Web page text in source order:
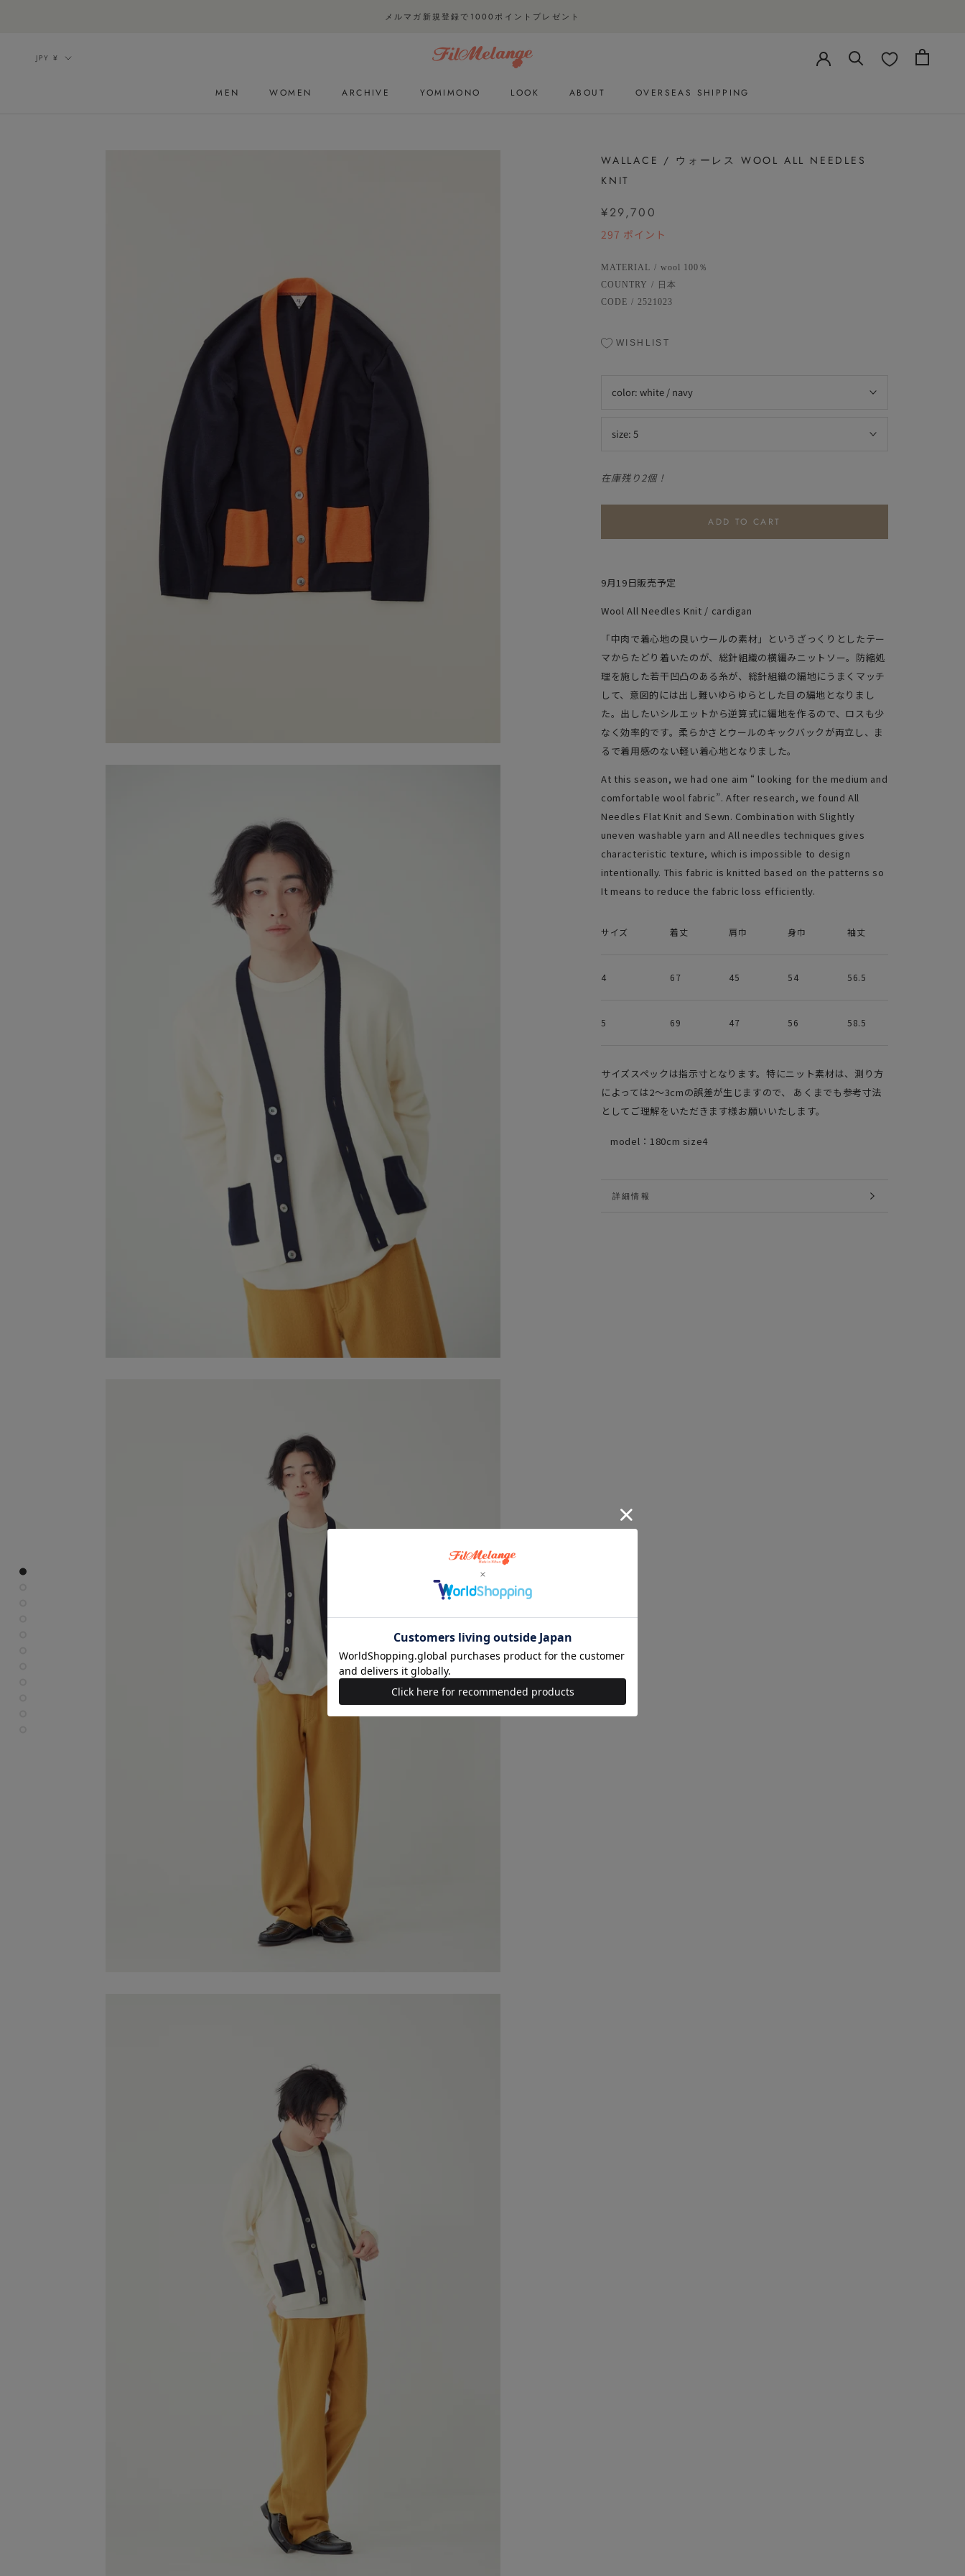
メルマガ新規登録で1000ポイントプレゼント
MEN WOMEN
ARCHIVE
YOMIMONO
LOOK
ABOUT
OVERSEAS SHIPPING
通
JPY ¥
WALLACE / ウォーレス WOOL ALL NEEDLES
KNIT
¥29,700
297 ポイント
MATERIAL / wool 100％
COUNTRY /
日本
CODE / 2521023
WISHLIST
color: white / navy
size: 5
在庫残り2個！
ADD TO CART
9月19日販売予定
Wool All Needles Knit / cardigan
「中肉で着心地の良いウールの素材」というざっくりとしたテー
マからたどり着いたのが、総針組織の横編みニットソー。防縮処
理を施した若干凹凸のある糸が、総針組織の編地にうまくマッチ
して、意図的には出し難いゆらゆらとした目の編地となりまし
た。出したいシルエットから逆算式に編地を作るので、ロスも少
なく効率的です。柔らかさとウールのキックバックが両立し、ま
るで着用感のない軽い着心地となりました。
At this season, we had one aim “ looking for the medium and
comfortable wool fabric”. After research, we found All
Needles Flat Knit and Sewn. Combination with Slightly
uneven washable yarn and All needles techniques gives
characteristic texture, which is impossible to design
intentionally. This fabric is knitted based on the patterns so
It means to reduce the fabric loss efficiently.
サイズ 着丈 肩巾 身巾 袖丈
4 67 45 54 56.5
5 69 47 56 58.5
サイズスペックは指示寸となります。特にニット素材は、測り方
によっては2～3cmの誤差が生じますので、 あくまでも参考寸法
としてご理解をいただきます様お願いいたします。
model：180cm size4
詳細情報
VIEW IMAGES